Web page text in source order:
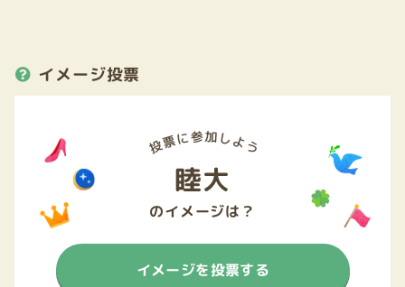
イメージ投票
睦大
のイメージは？
イメージを投票する